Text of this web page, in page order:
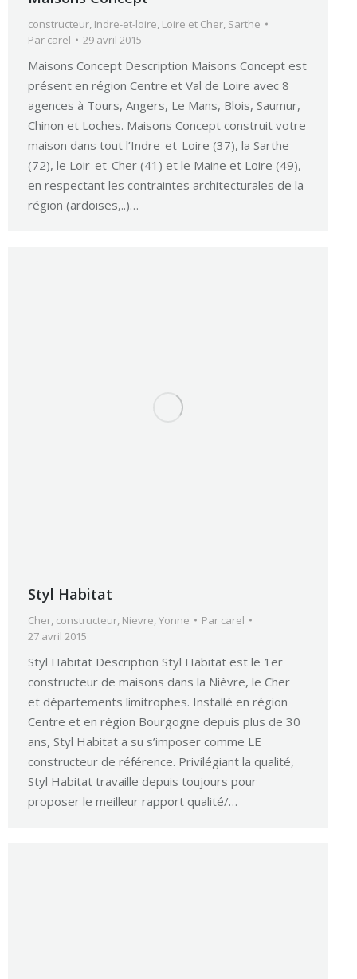
constructeur, Indre-et-loire, Loire et Cher, Sarthe
Par carel 29 avril 2015
Maisons Concept Description Maisons Concept est
présent en région Centre et Val de Loire avec 8
agences à Tours, Angers, Le Mans, Blois, Saumur,
Chinon et Loches. Maisons Concept construit votre
maison dans tout l’Indre-et-Loire (37), la Sarthe
(72), le Loir-et-Cher (41) et le Maine et Loire (49),
en respectant les contraintes architecturales de la
région (ardoises,..)…
Styl Habitat
Cher, constructeur, Nievre,Yonne Par carel
27 avril 2015
Styl Habitat Description Styl Habitat est le 1er
constructeur de maisons dans la Nièvre, le Cher
et départements limitrophes. Installé en région
Centre et en région Bourgogne depuis plus de 30
ans, Styl Habitat a su s’imposer comme LE
constructeur de référence. Privilégiant la qualité,
Styl Habitat travaille depuis toujours pour
proposer le meilleur rapport qualité/…